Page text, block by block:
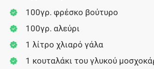
100γρ. φρέσκο βούτυρο
100γρ. αλεύρι
1 λίτρο χλιαρό γάλα
1 κουταλάκι του γλυκού